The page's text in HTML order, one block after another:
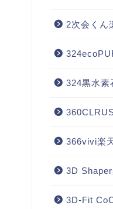
2次会くん
324黒水素
366vivi楽
3D
3D-Fit